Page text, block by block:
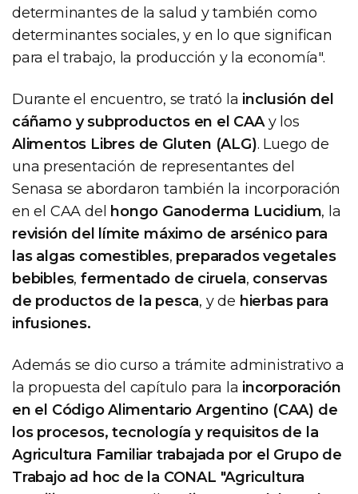
determinantes de la salud y también como
determinantes sociales, y en lo que significan
para el trabajo, la producción y la economía".
Durante el encuentro, se trató la inclusión del
cáñamo y subproductos en el CAAy los
Alimentos Libres de Gluten (ALG). Luego de
una presentación de representantes del
Senasa se abordaron también la incorporación
en el CAA del hongo Ganoderma Lucidium, la
revisión del límite máximo de arsénico para
las algas comestibles, preparados vegetales
bebibles,fermentado de ciruela, conservas
de productos de la pesca, y de hierbas para
infusiones.
Además se dio curso a trámite administrativo a
la propuesta del capítulo para la incorporación
en el Código Alimentario Argentino (CAA) de
los procesos, tecnología y requisitos de la
Agricultura Familiar trabajada por el Grupo de
Trabajo ad hoc de la CONAL "Agricultura